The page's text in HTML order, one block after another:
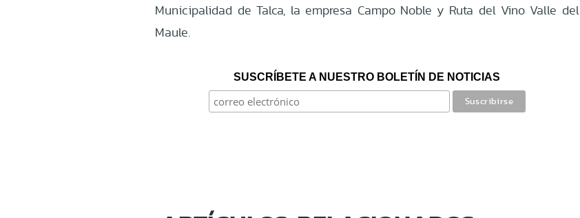
Municipalidad de Talca, la empresa Campo Noble y Ruta del Vino Valle del
Maule.
SUSCRÍBETE A NUESTRO BOLETÍN DE NOTICIAS